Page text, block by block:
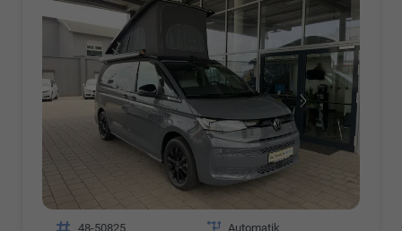
Fahrzeugnr. 48-50825 Getriebe Automatik